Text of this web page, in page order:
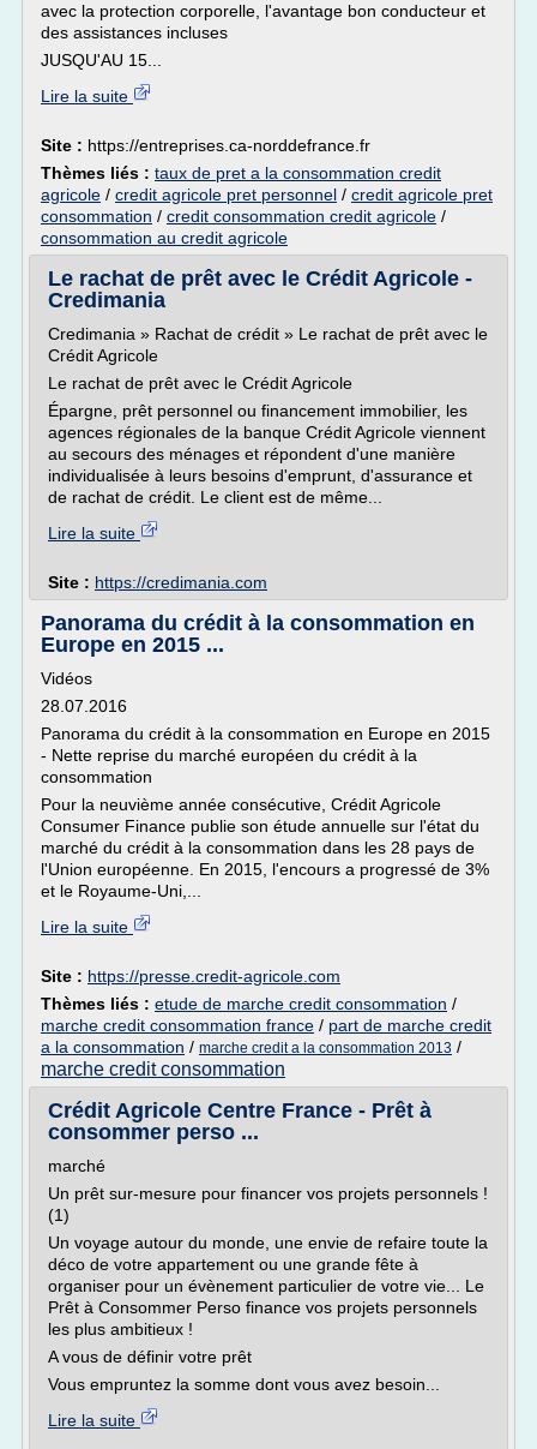
avec la protection corporelle, l'avantage bon conducteur et
des assistances incluses
JUSQU'AU 15...
Lire la suite
Site : https://entreprises.ca-norddefrance.fr
Thèmes liés : taux de pret a la consommation credit
agricole / credit agricole pret personnel / credit agricole pret
consommation / credit consommation credit agricole /
consommation au credit agricole
Le rachat de prêt avec le Crédit Agricole -
Credimania
Credimania » Rachat de crédit » Le rachat de prêt avec le
Crédit Agricole
Le rachat de prêt avec le Crédit Agricole
Épargne, prêt personnel ou financement immobilier, les
agences régionales de la banque Crédit Agricole viennent
au secours des ménages et répondent d'une manière
individualisée à leurs besoins d'emprunt, d'assurance et
de rachat de crédit. Le client est de même...
Lire la suite
Site : https://credimania.com
Panorama du crédit à la consommation en
Europe en 2015 ...
Vidéos
28.07.2016
Panorama du crédit à la consommation en Europe en 2015
- Nette reprise du marché européen du crédit à la
consommation
Pour la neuvième année consécutive, Crédit Agricole
Consumer Finance publie son étude annuelle sur l'état du
marché du crédit à la consommation dans les 28 pays de
l'Union européenne. En 2015, l'encours a progressé de 3%
et le Royaume-Uni,...
Lire la suite
Site : https://presse.credit-agricole.com
Thèmes liés : etude de marche credit consommation /
marche credit consommation france / part de marche credit
a la consommation / marche credit a la consommation 2013 /
marche credit consommation
Crédit Agricole Centre France - Prêt à
consommer perso ...
marché
Un prêt sur-mesure pour financer vos projets personnels !
(1)
Un voyage autour du monde, une envie de refaire toute la
déco de votre appartement ou une grande fête à
organiser pour un évènement particulier de votre vie... Le
Prêt à Consommer Perso finance vos projets personnels
les plus ambitieux !
A vous de définir votre prêt
Vous empruntez la somme dont vous avez besoin...
Lire la suite